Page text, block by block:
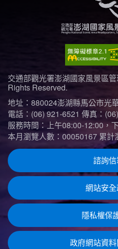
交通部觀光署澎湖國家風景區
Rights Reserved.
地址：880024澎湖縣馬公市光
電話：(06) 921-6521 傳真：
服務時間：上午08:00-12:00，
本月瀏覽人數：00050167 累計
諮詢
網站安
隱私權保
政府網站資